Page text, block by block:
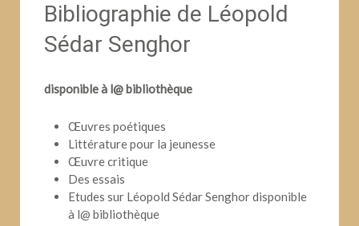
Bibliographie de Léopold
Sédar Senghor
disponible à l@ bibliothèque
Œuvres poétiques
Littérature pour la jeunesse
Œuvre critique
Des essais
Etudes sur Léopold Sédar Senghor disponible
à l@ bibliothèque